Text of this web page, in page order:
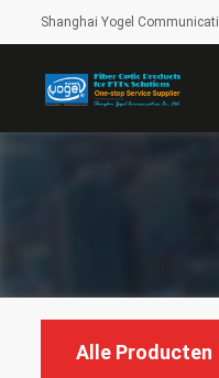
Shanghai Yogel
Alle Producten